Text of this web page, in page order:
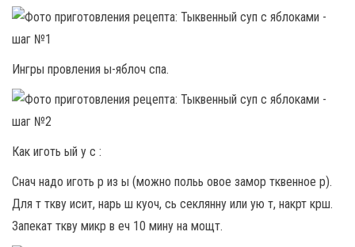
Ингры провления ы-яблоч спа.
Как иготь ый у с :
Снач надо иготь р из ы (можно польь овое замор тквенное р).
Для т ткву исит, нарь ш куоч, сь секлянну или ую т, накрт крш.
Запекат ткву микр в еч 10 мину на мощт.